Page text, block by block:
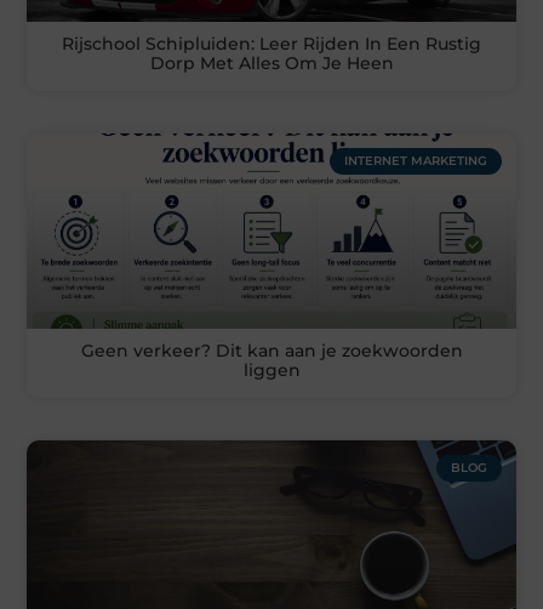
Rijschool Schipluiden: Leer Rijden In Een Rustig
Dorp Met Alles Om Je Heen
INTERNET MARKETING
Geen verkeer? Dit kan aan je zoekwoorden
liggen
BLOG